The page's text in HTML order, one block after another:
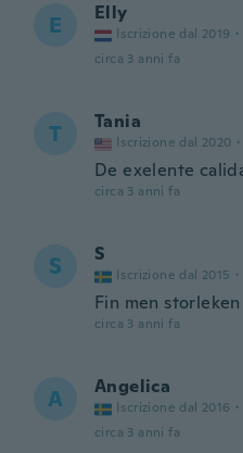
E Elly
Iscrizione dal 2019 ·
circa 3 anni fa
T Tania
Iscrizione dal 2020 ·
De exelente
circa 3 anni fa
S S
Iscrizione dal 2015 ·
Fin men
circa 3 anni fa
A Angelica
Iscrizione dal 2016 ·
circa 3 anni fa